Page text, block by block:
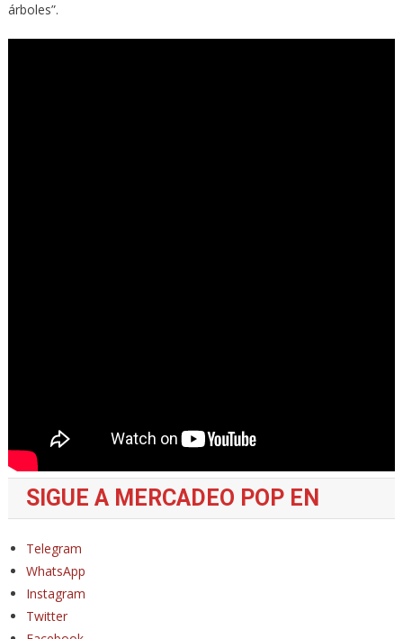
árboles”.
SIGUE A MERCADEO POP EN
Telegram
WhatsApp
Instagram
Twitter